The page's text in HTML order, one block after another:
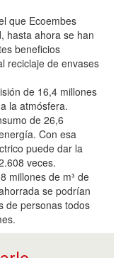
que Ecoembes
hasta ahora se han
beneficios
reciclaje de envases
de 16,4 millones
la atmósfera.
de 26,6
Con esa
puede dar la
veces.
millones de m³ de
se podrían
de personas todos